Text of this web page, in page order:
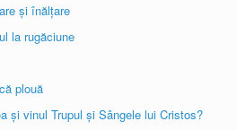
și înălțare
la rugăciune
plouă
și vinul Trupul și Sângele lui Cristos?